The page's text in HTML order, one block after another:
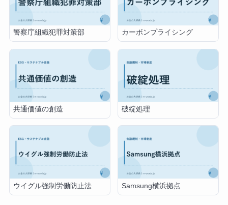
警察庁組織犯罪対策部 カーボンプライシング
共通価値の創造 破綻処理
ウイグル強制労働防止法 Samsung横浜拠点